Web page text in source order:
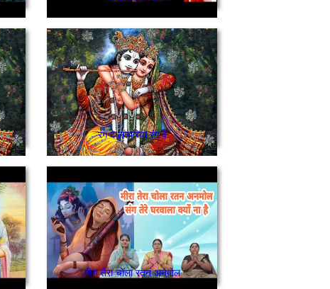
रंग दे ललारिया रंग वे
मीरा तेरा चोला रतन अनमोल